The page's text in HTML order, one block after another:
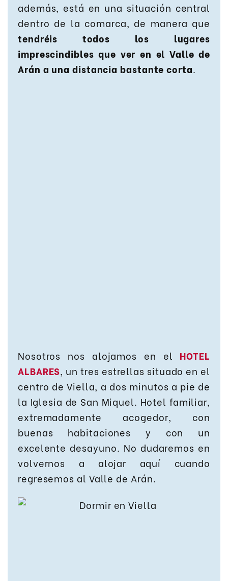
además, está en una situación central
dentro de la comarca, de manera que
tendréis todos los lugares
imprescindibles que ver en el Valle de
Arán a una distancia bastante corta.
Nosotros nos alojamos en el HOTEL
ALBARES, un tres estrellas situado en el
centro de Viella, a dos minutos a pie de
la Iglesia de San Miquel. Hotel familiar,
extremadamente acogedor, con
buenas habitaciones y con un
excelente desayuno. No dudaremos en
volvernos a alojar aquí cuando
regresemos al Valle de Arán.